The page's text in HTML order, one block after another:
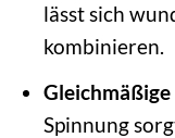
lässt sich
kombinieren.
Spinnung